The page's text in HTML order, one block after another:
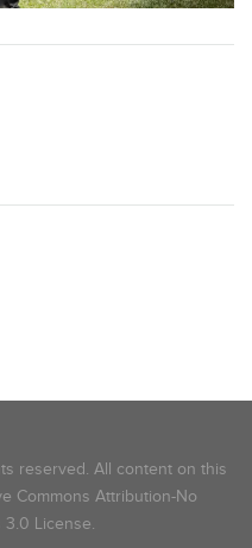
reserved. All content on this
Commons Attribution-No
3.0 License.